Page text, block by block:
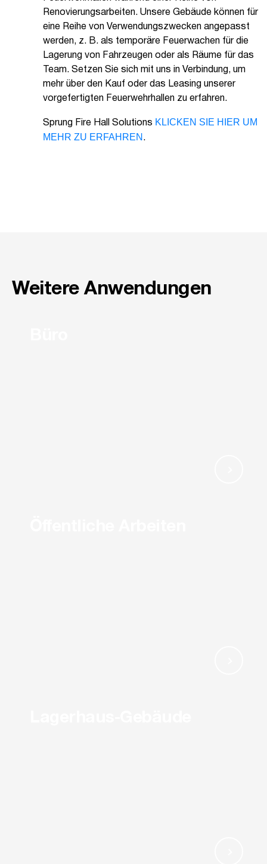
Renovierungsarbeiten. Unsere Gebäude können für
eine Reihe von Verwendungszwecken angepasst
werden, z. B. als temporäre Feuerwachen für die
Lagerung von Fahrzeugen oder als Räume für das
Team. Setzen Sie sich mit uns in Verbindung, um
mehr über den Kauf oder das Leasing unserer
vorgefertigten Feuerwehrhallen zu erfahren.
Sprung Fire Hall Solutions KLICKEN SIE HIER UM
MEHR ZU ERFAHREN .
Weitere Anwendungen